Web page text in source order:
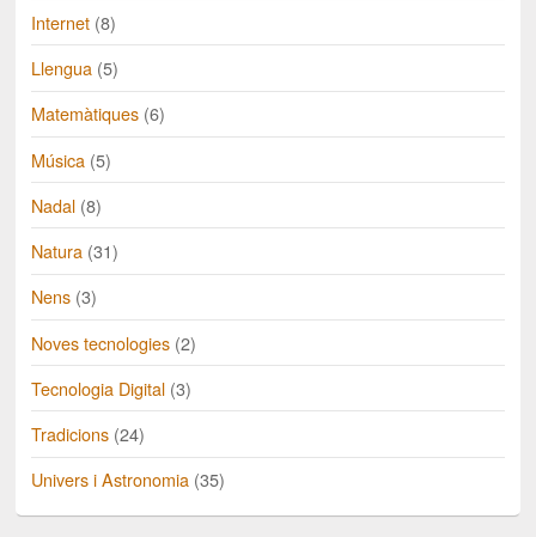
Internet (8)
Llengua (5)
Matemàtiques (6)
Música (5)
Nadal (8)
Natura (31)
Nens (3)
Noves tecnologies (2)
Tecnologia Digital (3)
Tradicions (24)
Univers i Astronomia (35)